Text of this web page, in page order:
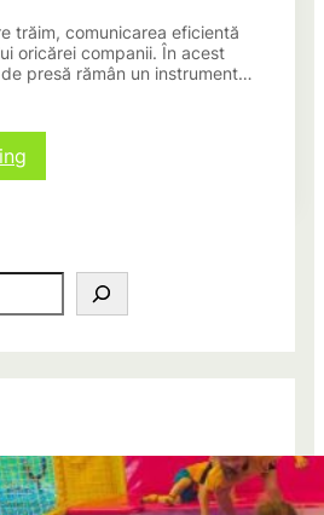
trăim, comunicarea eficientă
oricărei companii. În acest
presă rămân un instrument…
B
f
i
i
o
m